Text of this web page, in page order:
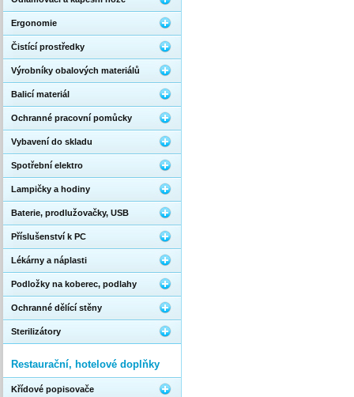
Ergonomie
Čistící prostředky
Výrobníky obalových materiálů
Balicí materiál
Ochranné pracovní pomůcky
Vybavení do skladu
Spotřební elektro
Lampičky a hodiny
Baterie, prodlužovačky, USB
Příslušenství k PC
Lékárny a náplasti
Podložky na koberec, podlahy
Ochranné dělící stěny
Sterilizátory
Restaurační, hotelové doplňky
Křídové popisovače